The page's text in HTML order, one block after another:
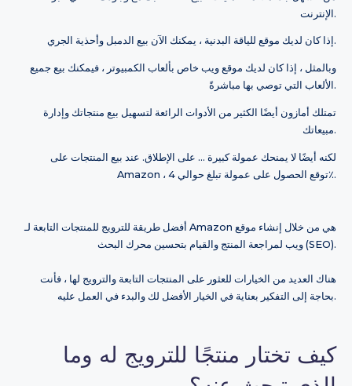
الإنترنت.
إذا كان لديك موقع للياقة البدنية ، يمكنك الآن بيع الدمبل وأحذية الجري.
وبالمثل ، إذا كان لديك موقع ويب خاص بألعاب الكمبيوتر ، فيمكنك بيع جميع
الألعاب التي توصي بها مباشرةً.
تمتلك أمازون أيضًا الكثير من الأدوات الرائعة لتسهيل بيع منتجاتك وإدارة
مبيعاتك.
لكنه أيضًا لا يمنحك عمولة كبيرة ... على الإطلاق. عند بيع المنتجات على
Amazon ، توقع الحصول على عمولة تبلغ حوالي 4٪.
أفضل طريقة للترويج للمنتجات التابعة لـ Amazon هي من خلال إنشاء موقع
ويب لمراجعة المنتج والقيام بتحسين محرك البحث (SEO).
هناك العديد من الخيارات للعثور على المنتجات التابعة والترويج لها ، فأنت
بحاجة إلى التفكير بعناية في الخيار الأفضل لك والبدء في العمل عليه.
كيف تختار منتجًا للترويج له وما